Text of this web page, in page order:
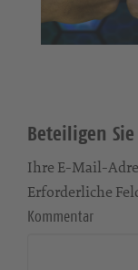
Beteiligen
Ihre E-Mail-
Erforderliche
Kommentar